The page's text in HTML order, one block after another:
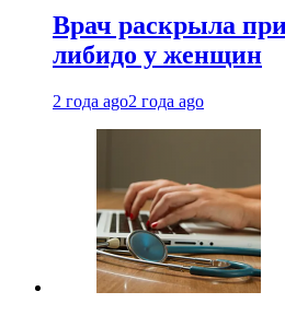
Врач раскрыла
либидо у женщин
2 года ago2 года ago